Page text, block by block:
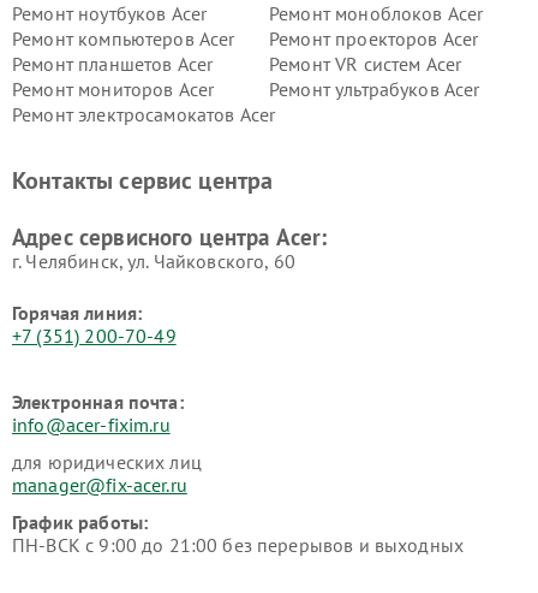
Ремонт ноутбуков Acer
Ремонт моноблоков Acer
Ремонт компьютеров Acer
Ремонт проекторов Acer
Ремонт планшетов Acer
Ремонт VR систем Acer
Ремонт мониторов Acer
Ремонт ультрабуков Acer
Ремонт электросамокатов Acer
Контакты сервис центра
Адрес сервисного центра Acer:
г. Челябинск, ул. Чайковского, 60
Горячая линия:
+7 (351) 200-70-49
Электронная почта:
info@acer-fixim.ru
для юридических лиц
manager@fix-acer.ru
График работы:
ПН-ВСК с 9:00 до 21:00 без перерывов и выходных